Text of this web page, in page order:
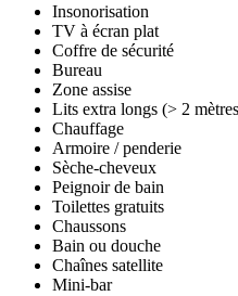
Insonorisation
TV à écran plat
Coffre de sécurité
Bureau
Zone assise
Lits extra longs (> 2
Chauffage
Armoire / penderie
Sèche-cheveux
Peignoir de bain
Toilettes gratuits
Chaussons
Bain ou douche
Chaînes satellite
Mini-bar